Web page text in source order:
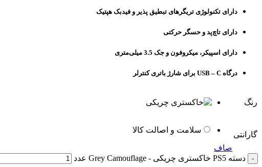
دارای تکنولوژی تریگرهای تبطیق پذیر و فیدبک هپتیک
دارای تاچ‌پد و حسگر حرکتی
دارای اسپیکر، میکروفون و جک 3.5 میلی‌متری
درگاه USB – C برای شارژ باتری کنترلر
رنگ
گارانتی
سلامت و اصالت کالا
صاف
دسته PS5 خاکستری چریکی - Grey Camouflage عدد